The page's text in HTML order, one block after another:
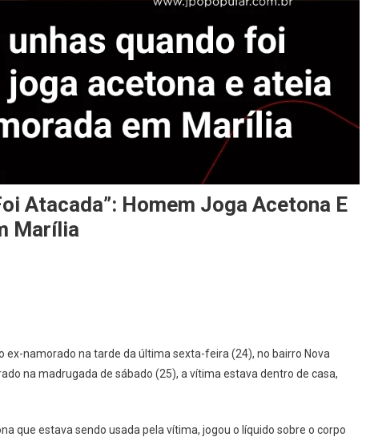
Atacada”: Homem Joga Acetona E
Marília
namorado na tarde da última sexta-feira (24), no bairro Nova
na madrugada de sábado (25), a vítima estava dentro de casa,
que estava sendo usada pela vítima, jogou o líquido sobre o corpo